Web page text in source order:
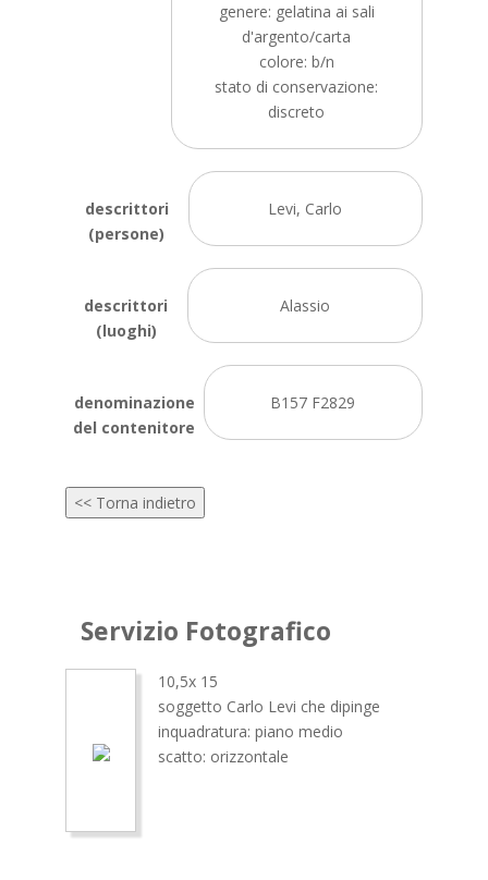
genere: gelatina ai sali
d'argento/carta
colore: b/n
stato di conservazione:
discreto
descrittori
(persone)
Levi, Carlo
descrittori
(luoghi)
Alassio
denominazione
del contenitore
B157 F2829
<< Torna indietro
Servizio Fotografico
10,5x 15
soggetto Carlo Levi che dipinge
inquadratura: piano medio
scatto: orizzontale